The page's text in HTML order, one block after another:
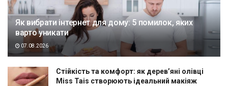
Як вибрати інтернет для дому: 5 помилок, яких
варто уникати
07.08.2026
Стійкість та комфорт: як дерев’яні олівці
Miss Tais створюють ідеальний макіяж